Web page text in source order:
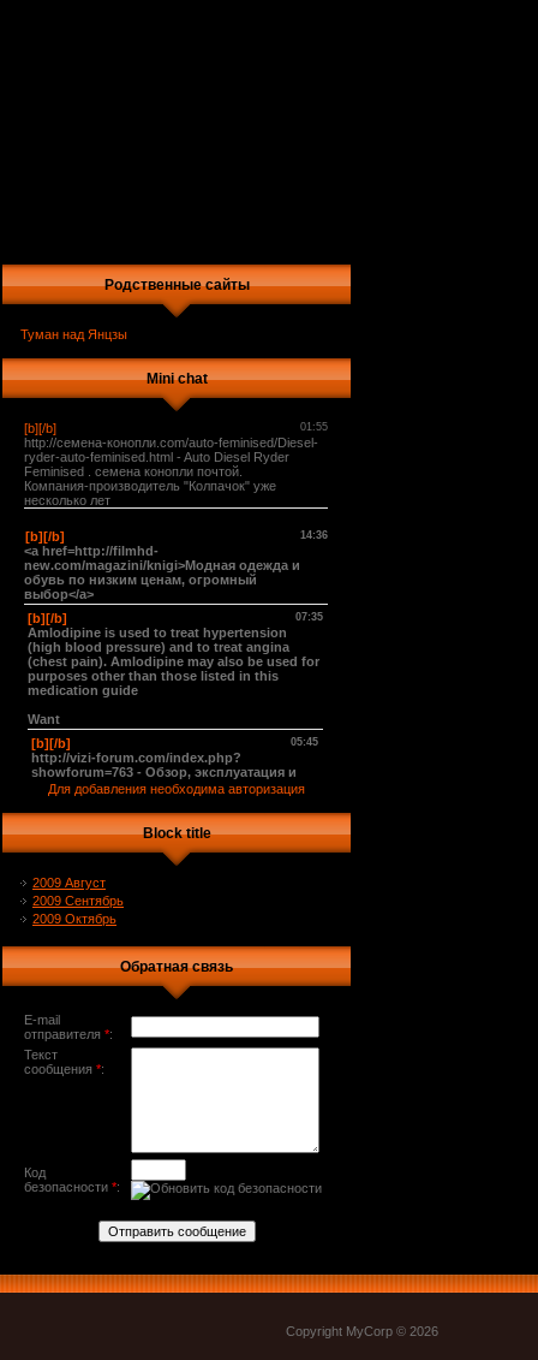
Родственные сайты
Туман над Янцзы
Mini chat
Для добавления необходима авторизация
Block title
2009 Август
2009 Сентябрь
2009 Октябрь
Обратная связь
E-mail
отправителя *:
Текст
сообщения *:
Код
безопасности *:
Copyright MyCorp © 2026